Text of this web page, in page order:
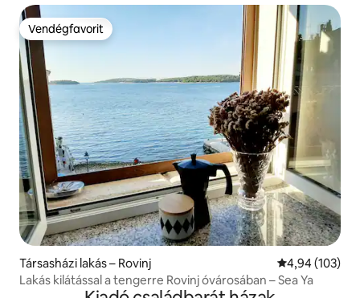
Vendégfavorit
Vendégfavorit
Társasházi lakás – Rovinj Átlagos
4,94 (103)
Lakás kilátással a tengerre Rovinj óvárosában – Sea Ya